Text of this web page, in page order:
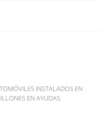
INSTALADOS EN
EN AYUDAS